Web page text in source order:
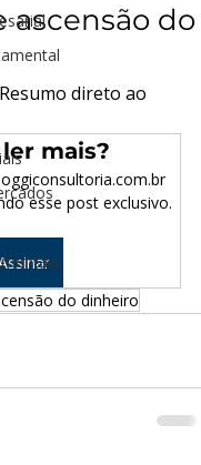
ascensão do
direto ao
mais?
esse post exclusivo.
do dinheiro